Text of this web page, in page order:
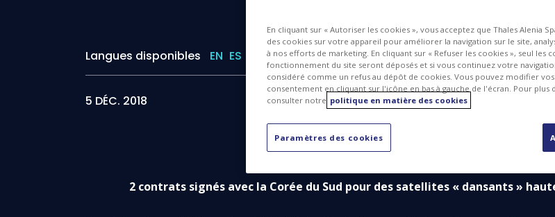
Langues disponibles EN ES
5 DÉC. 2018
2 contrats signés avec la Corée du Sud pour des satellites « dansants »
En cliquant sur « Autoriser les cookies », vous acceptez que Thales Alenia
des cookies sur votre appareil pour améliorer la navigation sur le site,
à nos efforts de marketing. En cliquant sur « Refuser les cookies », seul les
fonctionnement du site seront déposés et si vous continuez votre
considéré comme un refus au dépôt de cookies. Vous pouvez modifier
consentement en cliquant sur l'icône en bas à gauche de l'écran. Pour
consulter notre politique en matière des cookies
Paramètres des cookies